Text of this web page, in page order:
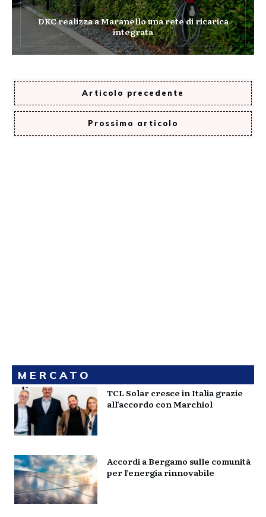
DKC realizza a Maranello una rete di ricarica
integrata
Articolo precedente
Prossimo articolo
MERCATO
TCL Solar cresce in Italia grazie
all’accordo con Marchiol
Accordi a Bergamo sulle comunità
per l’energia rinnovabile